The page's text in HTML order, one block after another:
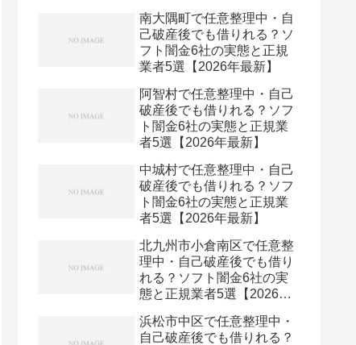
南大隅町で任意整理中・自
己破産後でも借りれる？ソ
フト闇金6社の実態と正規
業者5選【2026年最新】
阿智村で任意整理中・自己
破産後でも借りれる？ソフ
ト闇金6社の実態と正規業
者5選【2026年最新】
中城村で任意整理中・自己
破産後でも借りれる？ソフ
ト闇金6社の実態と正規業
者5選【2026年最新】
北九州市小倉南区で任意整
理中・自己破産後でも借り
れる？ソフト闇金6社の実
態と正規業者5選【2026年
浜松市中区で任意整理中・
自己破産後でも借りれる？